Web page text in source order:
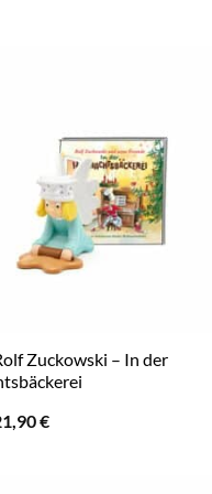
Zuckowski – In der
Preis
€Aktueller